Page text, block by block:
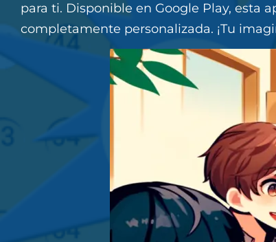
para ti. Disponible en Google Play, esta
completamente personalizada. ¡Tu